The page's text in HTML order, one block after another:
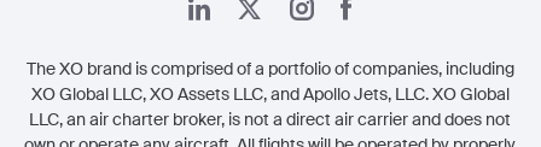
The XO brand is comprised of a portfolio of companies, including
XO Global LLC, XO Assets LLC, and Apollo Jets, LLC. XO Global
LLC, an air charter broker, is not a direct air carrier and does not